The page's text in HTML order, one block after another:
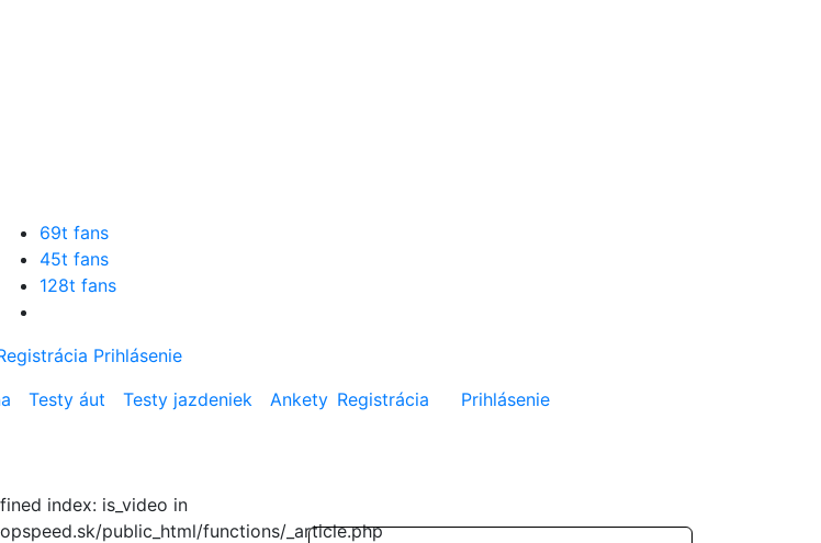
69t fans
45t fans
128t fans
Prihlásenie
Testy áut Testy jazdeniek Ankety Registrácia Prihlásenie
index: is_video in
public_html/functions/_article.php